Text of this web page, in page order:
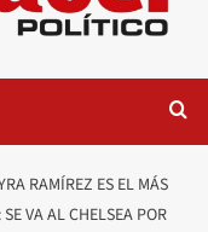
RAMÍREZ ES EL MÁS
VA AL CHELSEA POR